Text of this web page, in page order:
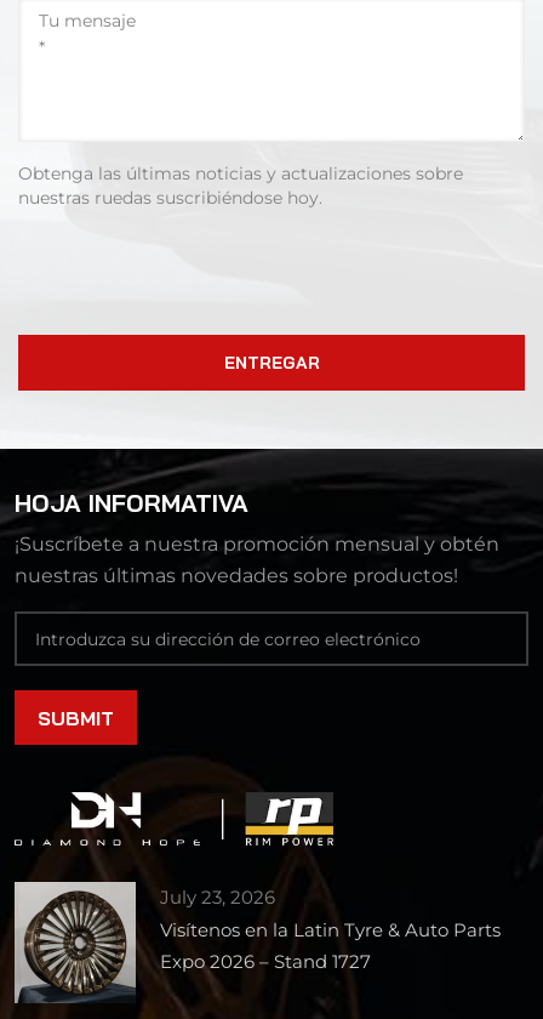
Obtenga las últimas noticias y actualizaciones sobre
nuestras ruedas suscribiéndose hoy.
ENTREGAR
HOJA INFORMATIVA
¡Suscríbete a nuestra promoción mensual y obtén
nuestras últimas novedades sobre productos!
July 23, 2026
Visítenos en la Latin Tyre & Auto Parts
Expo 2026 – Stand 1727